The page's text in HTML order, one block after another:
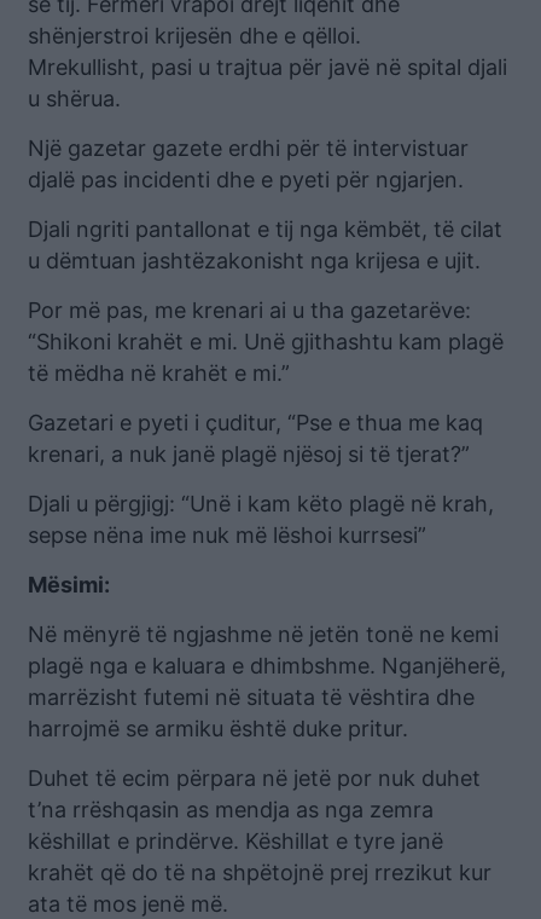
shënjerstroi krijesën dhe e qëlloi.
Mrekullisht, pasi u trajtua për javë në spital djali
u shërua.
Një gazetar gazete erdhi për të intervistuar
djalë pas incidenti dhe e pyeti për ngjarjen.
Djali ngriti pantallonat e tij nga këmbët, të cilat
u dëmtuan jashtëzakonisht nga krijesa e ujit.
Por më pas, me krenari ai u tha gazetarëve:
“Shikoni krahët e mi. Unë gjithashtu kam plagë
të mëdha në krahët e mi.”
Gazetari e pyeti i çuditur, “Pse e thua me kaq
krenari, a nuk janë plagë njësoj si të tjerat?”
Djali u përgjigj: “Unë i kam këto plagë në krah,
sepse nëna ime nuk më lëshoi kurrsesi”
Mësimi:
Në mënyrë të ngjashme në jetën tonë ne kemi
plagë nga e kaluara e dhimbshme. Nganjëherë,
marrëzisht futemi në situata të vështira dhe
harrojmë se armiku është duke pritur.
Duhet të ecim përpara në jetë por nuk duhet
t’na rrëshqasin as mendja as nga zemra
këshillat e prindërve. Këshillat e tyre janë
krahët që do të na shpëtojnë prej rrezikut kur
ata të mos jenë më.